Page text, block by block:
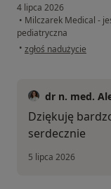
4 lipca 2026
• Milczarek Medical -
pediatryczna
• w opinii użytkownika
zgłoś nadużycie
dr n. med.
Dziękuję
serdecznie
5 lipca 2026